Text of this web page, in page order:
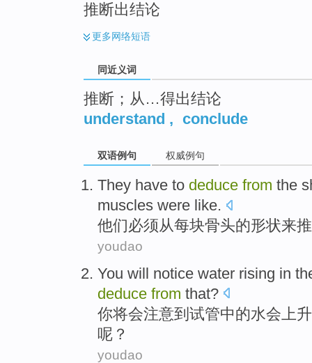
推断出结论
更多网络短语
同近义词
推断；从…得出结论
understand , conclude
双语例句 权威例句
They have to deduce from the
muscles were like.
他们必须从每块骨头的形状来
youdao
You will notice water rising in
deduce from that?
你将会注意到 试管中的水会上升
呢？
youdao